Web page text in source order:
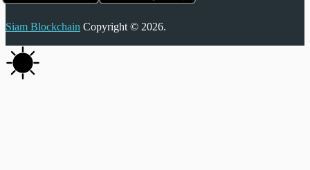
Siam Blockchain Copyright © 2026.